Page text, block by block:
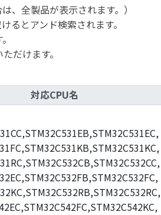
、全製品が表示されます。）
るとアンド検索されます。
だけます。
対応CPU名